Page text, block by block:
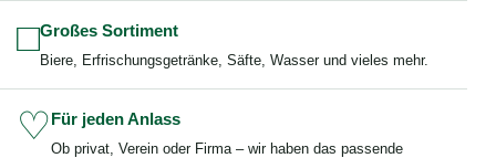
□Großes Sortiment
Biere, Erfrischungsgetränke, Säfte, Wasser und vieles mehr.
♡Für jeden Anlass
Ob privat, Verein oder Firma – wir haben das passende